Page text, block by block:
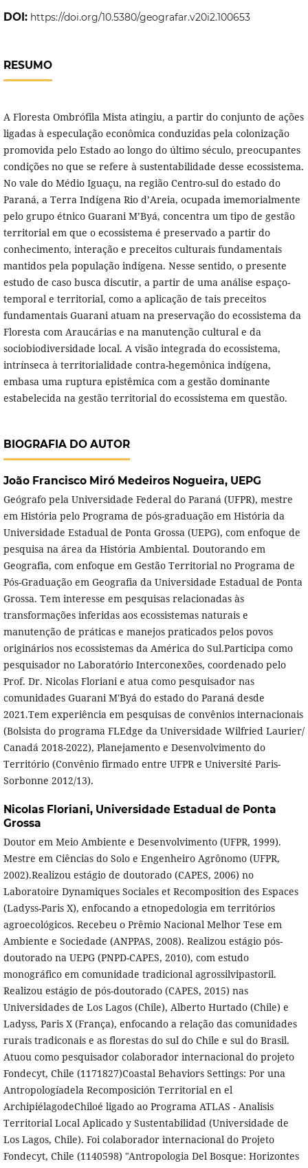
DOI: https://doi.org/10.5380/geografar.v20i2.100653
RESUMO
A Floresta Ombrófila Mista atingiu, a partir do conjunto de ações
ligadas à especulação econômica conduzidas pela colonização
promovida pelo Estado ao longo do último século, preocupantes
condições no que se refere à sustentabilidade desse ecossistema.
No vale do Médio Iguaçu, na região Centro-sul do estado do
Paraná, a Terra Indígena Rio d’Areia, ocupada imemorialmente
pelo grupo étnico Guarani M’Byá, concentra um tipo de gestão
territorial em que o ecossistema é preservado a partir do
conhecimento, interação e preceitos culturais fundamentais
mantidos pela população indígena. Nesse sentido, o presente
estudo de caso busca discutir, a partir de uma análise espaço-
temporal e territorial, como a aplicação de tais preceitos
fundamentais Guarani atuam na preservação do ecossistema da
Floresta com Araucárias e na manutenção cultural e da
sociobiodiversidade local. A visão integrada do ecossistema,
intrínseca à territorialidade contra-hegemônica indígena,
embasa uma ruptura epistêmica com a gestão dominante
estabelecida na gestão territorial do ecossistema em questão.
BIOGRAFIA DO AUTOR
João Francisco Miró Medeiros Nogueira, UEPG
Geógrafo pela Universidade Federal do Paraná (UFPR), mestre
em História pelo Programa de pós-graduação em História da
Universidade Estadual de Ponta Grossa (UEPG), com enfoque de
pesquisa na área da História Ambiental. Doutorando em
Geografia, com enfoque em Gestão Territorial no Programa de
Pós-Graduação em Geografia da Universidade Estadual de Ponta
Grossa. Tem interesse em pesquisas relacionadas às
transformações inferidas aos ecossistemas naturais e
manutenção de práticas e manejos praticados pelos povos
originários nos ecossistemas da América do Sul.Participa como
pesquisador no Laboratório Interconexões, coordenado pelo
Prof. Dr. Nicolas Floriani e atua como pesquisador nas
comunidades Guarani M'Byá do estado do Paraná desde
2021.Tem experiência em pesquisas de convênios internacionais
(Bolsista do programa FLEdge da Universidade Wilfried Laurier/
Canadá 2018-2022), Planejamento e Desenvolvimento do
Território (Convênio firmado entre UFPR e Université Paris-
Sorbonne 2012/13).
Nicolas Floriani, Universidade Estadual de Ponta
Grossa
Doutor em Meio Ambiente e Desenvolvimento (UFPR, 1999).
Mestre em Ciências do Solo e Engenheiro Agrônomo (UFPR,
2002).Realizou estágio de doutorado (CAPES, 2006) no
Laboratoire Dynamiques Sociales et Recomposition des Espaces
(Ladyss-Paris X), enfocando a etnopedologia em territórios
agroecológicos. Recebeu o Prêmio Nacional Melhor Tese em
Ambiente e Sociedade (ANPPAS, 2008). Realizou estágio pós-
doutorado na UEPG (PNPD-CAPES, 2010), com estudo
monográfico em comunidade tradicional agrossilvipastoril.
Realizou estágio de pós-doutorado (CAPES, 2015) nas
Universidades de Los Lagos (Chile), Alberto Hurtado (Chile) e
Ladyss, Paris X (França), enfocando a relação das comunidades
rurais tradiconais e as florestas do sul do Chile e sul do Brasil.
Atuou como pesquisador colaborador internacional do projeto
Fondecyt, Chile (1171827)Coastal Behaviors Settings: Por una
Antropologíadela Recomposición Territorial en el
ArchipiélagodeChiloé ligado ao Programa ATLAS - Analisis
Territorial Local Aplicado y Sustentabilidad (Universidade de
Los Lagos, Chile). Foi colaborador internacional do Projeto
Fondecyt, Chile (1140598) "Antropologia Del Bosque: Horizontes